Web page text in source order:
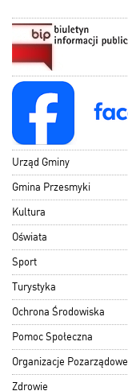
Urząd Gminy
Gmina Przesmyki
Kultura
Oświata
Sport
Turystyka
Ochrona Środowiska
Pomoc Społeczna
Organizacje Pozarządowe
Zdrowie